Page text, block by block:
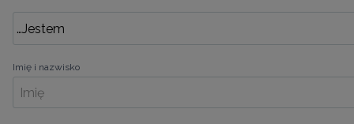
Imię i nazwisko